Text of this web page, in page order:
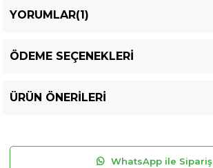
YORUMLAR(1)
ÖDEME SEÇENEKLERI
ÜRÜN ÖNERILERI
WhatsApp ile Sipariş